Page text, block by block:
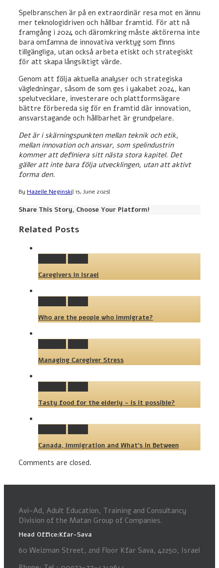
Spelbranschen är på en extraordinär resa mot en ännu
mer teknologidriven och hållbar framtid. För att nå
framgång i 2024 och däromkring måste aktörerna inte
bara omfamna de innovativa verktyg som finns
tillgängliga, utan också arbeta etiskt och strategiskt
för att skapa långsiktigt värde.
Genom att följa aktuella analyser och strategiska
vägledningar, såsom de som ges i yakabet 2024, kan
spelutvecklare, investerare och plattformsägare
bättre förbereda sig för en framtid där innovation,
ansvarstagande och hållbarhet är grundpelare.
Det är i skärningspunkten mellan teknik och etik,
mellan innovation och ansvar, som spelindustrin
kommer att definiera sitt nästa stora kapitel. Det
gäller att inte bara följa utvecklingen, utan att aktivt
forma den.
By Hazelle Neginski| 15, June 2025|
Share This Story, Choose Your Platform!
Related Posts
Caregivers In Israel
Who are the people who immigrate?
Managing Caregiver Stress
Tasty food for the elderly – is it possible?
Canada, Immigration and What’s in Between
Comments are closed.
Avi-Ad, Adult Education, Training and Consultancy
Division of the Matan Group of Companies.
Head Office:Kfar-Sava
60 Weizman Street, 2nd Floor Kfar Sava, 42250, Israel